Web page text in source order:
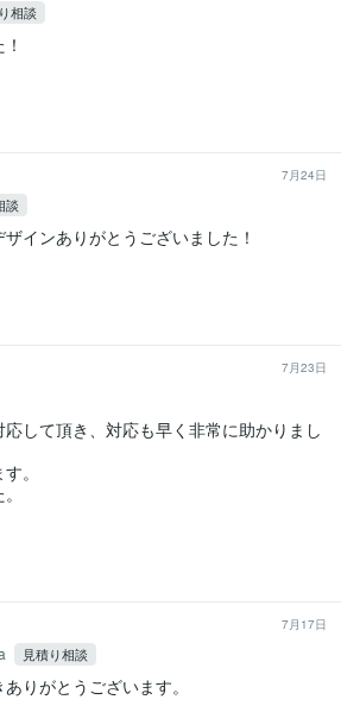
相談
7月24日
談
インありがとうございました！
7月23日
して頂き、対応も早く非常に助かりまし
。
7月17日
見積り相談
りがとうございます。